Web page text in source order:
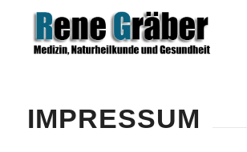
IMPRESSUM